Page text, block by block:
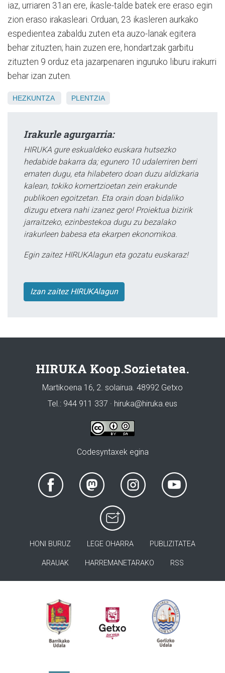
iaz, urriaren 31an ere, ikasle-talde batek ere eraso egin
zion eraso irakasleari. Orduan, 23 ikasleren aurkako
espedientea zabaldu zuten eta auzo-lanak egitera
behar zituzten; hain zuzen ere, hondartzak garbitu
zituzten 9 orduz eta jazarpenaren inguruko liburu irakurri
behar izan zuten.
HEZKUNTZA PLENTZIA
Irakurle agurgarria:
HIRUKA gure eskualdeko euskara hutsezko
hedabide bakarra da; egunero 10 udalerriren berri
ematen dugu, eta hilabetero doan duzu aldizkaria
kalean, tokiko komertzioetan zein erakunde
publikoen egoitzetan. Eta orain doan bidaliko
dizugu etxera nahi izanez gero! Proiektua bizirik
jarraitzeko, ezinbestekoa dugu zu bezalako
irakurleen babesa eta ekarpen ekonomikoa.
Egin zaitez HIRUKAlagun eta gozatu euskaraz!
Izan zaitez HIRUKAlagun
HIRUKA Koop.Sozietatea.
Martikoena 16, 2. solairua. 48992 Getxo
Tel.: 944 911 337 · hiruka@hiruka.eus
Codesyntaxek egina
HONI BURUZ LEGE OHARRA PUBLIZITATEA
ARAUAK HARREMANETARAKO RSS